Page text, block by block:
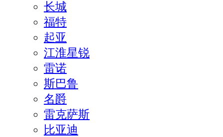
长城
福特
起亚
江淮星锐
雷诺
斯巴鲁
名爵
雷克萨斯
比亚迪